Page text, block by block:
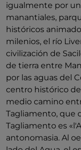
igualmente por
manantiales,
históricos
milenios, el río
civilización de
de tierra entre
por las aguas del
centro histórico de
medio camino
Tagliamento, que
Tagliamento es
antonomasia. Al